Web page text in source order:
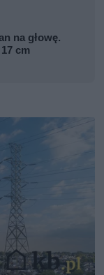
na głowę.
cm